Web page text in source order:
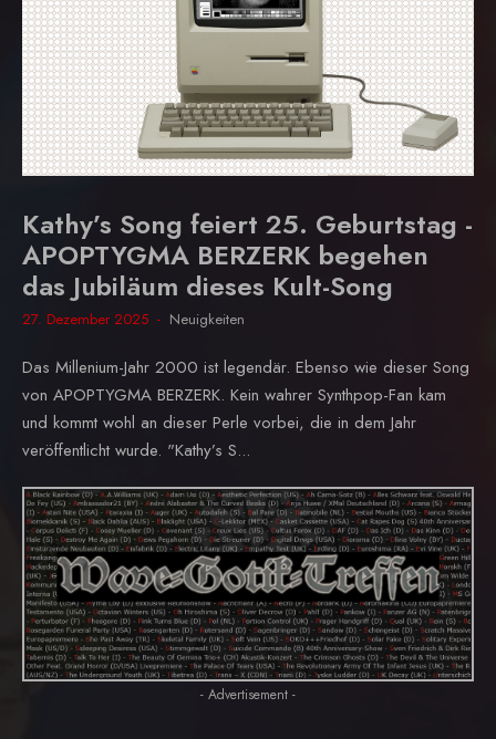
Kathy’s Song feiert 25. Geburtstag -
APOPTYGMA BERZERK begehen
das Jubiläum dieses Kult-Song
27. Dezember 2025 Neuigkeiten
Das Millenium-Jahr 2000 ist legendär. Ebenso wie dieser Song
von APOPTYGMA BERZERK. Kein wahrer Synthpop-Fan kam
und kommt wohl an dieser Perle vorbei, die in dem Jahr
veröffentlicht wurde. "Kathy’s S...
- Advertisement -